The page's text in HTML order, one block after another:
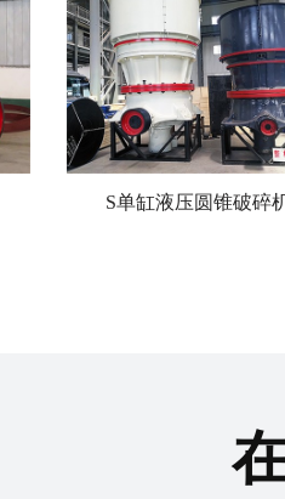
S单缸液压圆锥破碎